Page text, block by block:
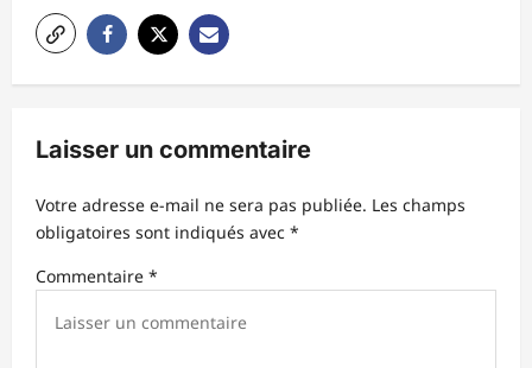
t
i
o
d
’
a
r
Laisser un commentaire
Votre adresse e-mail ne sera pas publiée. Les champs
obligatoires sont indiqués avec *
Commentaire *